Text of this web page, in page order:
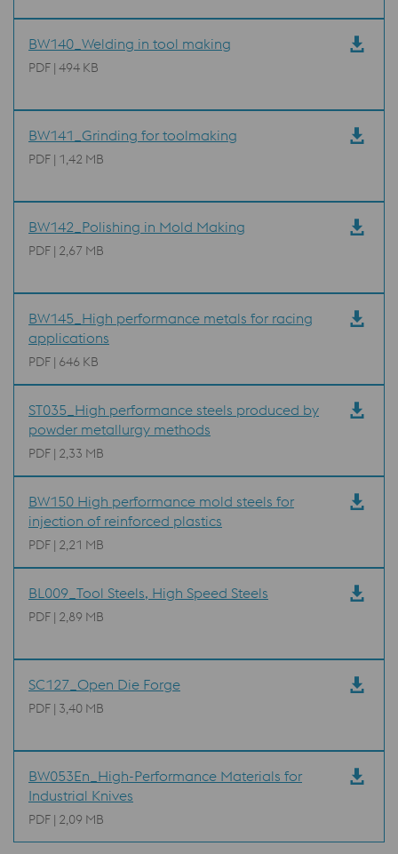
BW140_Welding in tool making
PDF | 494 KB
BW141_Grinding for toolmaking
PDF | 1,42 MB
BW142_Polishing in Mold Making
PDF | 2,67 MB
BW145_High performance metals for racing
applications
PDF | 646 KB
ST035_High performance steels produced by
powder metallurgy methods
PDF | 2,33 MB
BW150 High performance mold steels for
injection of reinforced plastics
PDF | 2,21 MB
BL009_Tool Steels, High Speed Steels
PDF | 2,89 MB
SC127_Open Die Forge
PDF | 3,40 MB
BW053En_High-Performance Materials for
Industrial Knives
PDF | 2,09 MB